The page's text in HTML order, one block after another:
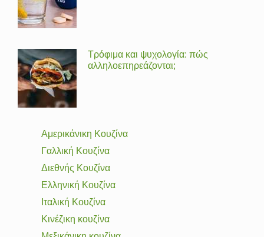
Τρόφιμα και ψυχολογία: πώς
αλληλοεπηρεάζονται;
Αμερικάνικη Κουζίνα
Γαλλική Κουζίνα
Διεθνής Κουζίνα
Ελληνική Κουζίνα
Ιταλική Κουζίνα
Κινέζικη κουζίνα